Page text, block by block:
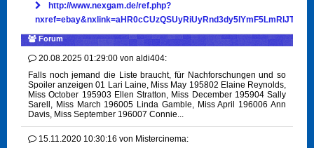
http://www.nexgam.de/ref.php?
Forum
20.08.2025 01:29:00 von aldi404:
Falls noch jemand die Liste braucht, für Nachforschungen und so
Spoiler anzeigen 01 Lari Laine, Miss May 195802 Elaine Reynolds,
Miss October 195903 Ellen Stratton, Miss December 195904 Sally
Sarell, Miss March 196005 Linda Gamble, Miss April 196006 Ann
Davis, Miss September 196007 Connie...
15.11.2020 10:30:16 von Mistercinema: